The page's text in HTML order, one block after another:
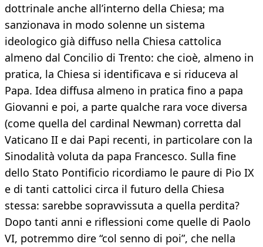
dottrinale anche all’interno della Chiesa; ma
sanzionava in modo solenne un sistema
ideologico già diffuso nella Chiesa cattolica
almeno dal Concilio di Trento: che cioè, almeno in
pratica, la Chiesa si identificava e si riduceva al
Papa. Idea diffusa almeno in pratica fino a papa
Giovanni e poi, a parte qualche rara voce diversa
(come quella del cardinal Newman) corretta dal
Vaticano II e dai Papi recenti, in particolare con la
Sinodalità voluta da papa Francesco. Sulla fine
dello Stato Pontificio ricordiamo le paure di Pio IX
e di tanti cattolici circa il futuro della Chiesa
stessa: sarebbe sopravvissuta a quella perdita?
Dopo tanti anni e riflessioni come quelle di Paolo
VI, potremmo dire “col senno di poi”, che nella